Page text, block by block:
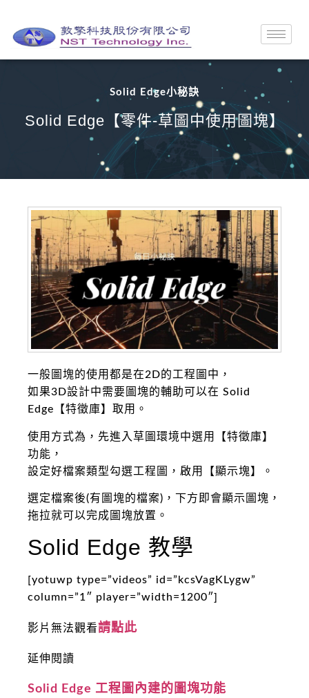
Solid Edge小秘訣
Solid Edge【零件-草圖中使用圖塊】
一般圖塊的使用都是在2D的工程圖中，
如果3D設計中需要圖塊的輔助可以在 Solid
Edge【特徵庫】取用。
使用方式為，先進入草圖環境中選用【特徵庫】
功能，
設定好檔案類型勾選工程圖，啟用【顯示塊】。
選定檔案後(有圖塊的檔案)，下方即會顯示圖塊，
拖拉就可以完成圖塊放置。
Solid Edge 教學
[yotuwp type=”videos” id=”kcsVagKLygw”
column=”1″ player=”width=1200″]
影片無法觀看請點此
延伸閱讀
Solid Edge 工程圖內建的圖塊功能